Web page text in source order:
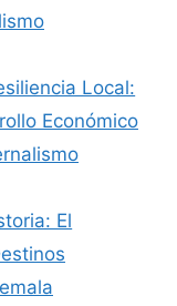
Local:
Económico
El